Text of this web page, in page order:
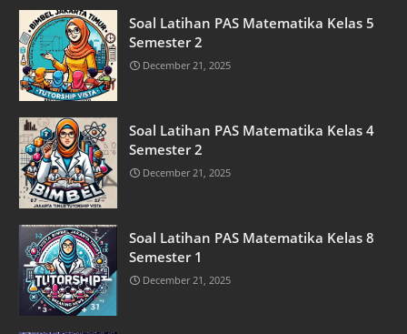
Soal Latihan PAS Matematika Kelas 5
Semester 2
December 21, 2025
Soal Latihan PAS Matematika Kelas 4
Semester 2
December 21, 2025
Soal Latihan PAS Matematika Kelas 8
Semester 1
December 21, 2025